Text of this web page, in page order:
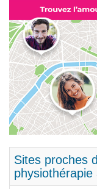
Sites proches
physiothérapie